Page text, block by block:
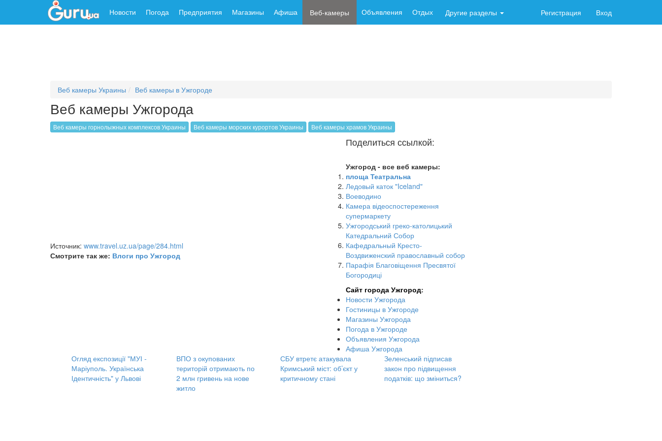
Новости Погода Предприятия Магазины Афиша Веб-камеры Объявления Отдых Другие разделы Регистрация Вход
Веб камеры Украины Веб камеры в Ужгороде
Веб камеры Ужгорода
Веб камеры горнолыжных комплексов Украины Веб камеры морских курортов Украины Веб камеры храмов Украины
Источник: www.travel.uz.ua/page/284.html
Смотрите так же: Влоги про Ужгород
Поделиться ссылкой:
Ужгород - все веб камеры:
площа Театральна
Ледовый каток "Iceland"
Воеводино
Камера відеоспостереження
супермаркету
Ужгородський греко-католицький
Катедральний Собор
Кафедральный Кресто-
Воздвиженский православный собор
Парафія Благовіщення Пресвятої
Богородиці
Сайт города Ужгород:
Новости Ужгорода
Гостиницы в Ужгороде
Магазины Ужгорода
Погода в Ужгороде
Объявления Ужгорода
Афиша Ужгорода
Огляд експозиції "МУІ -
Маріуполь. Українська
Ідентичність" у Львові
ВПО з окупованих
територій отримають по
2 млн гривень на нове
житло
СБУ втретє атакувала
Кримський міст: об’єкт у
критичному стані
Зеленський підписав
закон про підвищення
податків: що зміниться?